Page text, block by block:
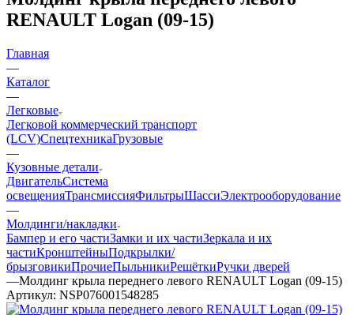
RENAULT Logan (09-15)
Главная
—
Каталог
—
Легковые
Легковой коммерческий транспорт
(LCV)СпецтехникаГрузовые
—
Кузовные детали
ДвигательСистема
освещенияТрансмиссияФильтрыШассиЭлектрооборудование
—
Молдинги/накладки
Бампер и его частиЗамки и их частиЗеркала и их
частиКронштейныПодкрылки/
брызговикиПрочиеПыльникиРешёткиРучки дверей
—Молдинг крыла переднего левого RENAULT Logan (09-15)
Артикул: NSP076001548285